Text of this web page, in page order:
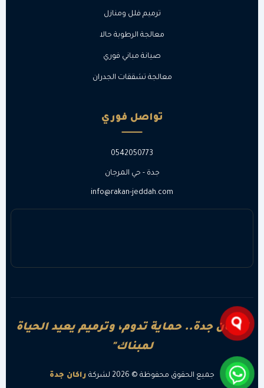
ترميم فلل ومنازل
معالجة الرطوبة حالا
صيانة مباني فوري
معالجة تشققات الجدران
تواصل فوري
0542050773
جدة - حي المرجان
info@rakan-jeddah.com
"راكان جدة.. حماية تدوم، وترميم يعيد الحياة
لمبناك"
جميع الحقوق محفوظة © 2026 لشركة راكان جدة